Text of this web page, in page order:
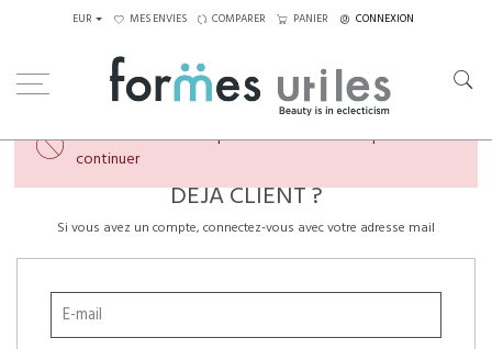
EUR MES ENVIES COMPARER PANIER CONNEXION
Veuillez créer un compte ou vous connecter pour
continuer
DÉJÀ CLIENT ?
Si vous avez un compte, connectez-vous avec votre adresse mail